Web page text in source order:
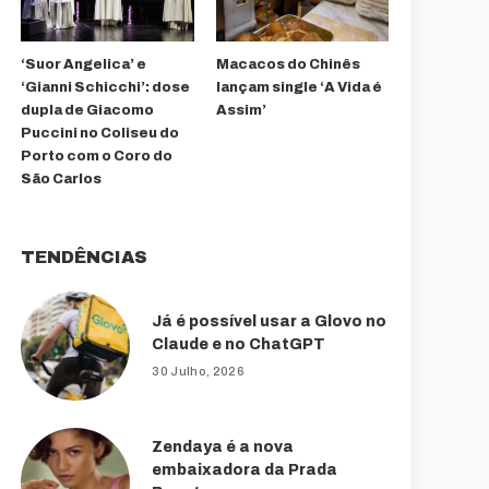
‘Suor Angelica’ e
‘Gianni Schicchi’: dose
dupla de Giacomo
Puccini no Coliseu do
Porto com o Coro do
São Carlos
Macacos do Chinês
lançam single ‘A Vida é
Assim’
TENDÊNCIAS
Já é possível usar a Glovo no
Claude e no ChatGPT
30 Julho, 2026
Zendaya é a nova
embaixadora da Prada